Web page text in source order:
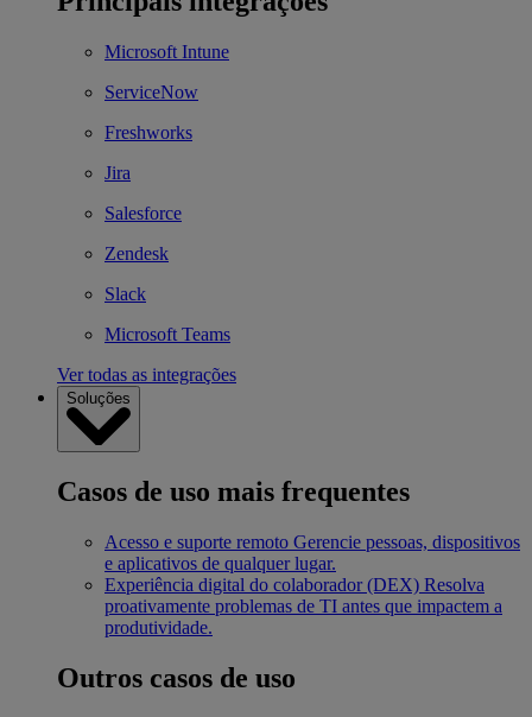
Microsoft Intune
ServiceNow
Freshworks
Jira
Salesforce
Zendesk
Slack
Microsoft Teams
Ver todas as integrações
Soluções
Casos de uso mais frequentes
Acesso e suporte remoto Gerencie pessoas, dispositivos
e aplicativos de qualquer lugar.
Experiência digital do colaborador (DEX) Resolva
proativamente problemas de TI antes que impactem a
produtividade.
Outros casos de uso